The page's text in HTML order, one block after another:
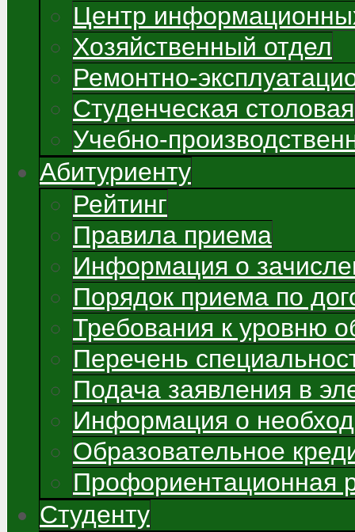
Центр
Хозяйственный отдел
Ремонтно-
Студенческая столовая
Учебно-
Абитуриенту
Рейтинг
Правила приема
Информация о
Порядок приема по
Требования к уровню
Перечень
Подача заявления в
Информация о
Образовательное
Профориентационная
Студенту